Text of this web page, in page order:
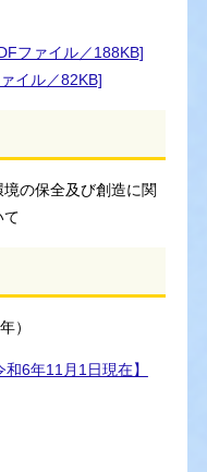
ファイル／188KB]
イル／82KB]
の保全及び創造に関
て
）
6年11月1日現在】